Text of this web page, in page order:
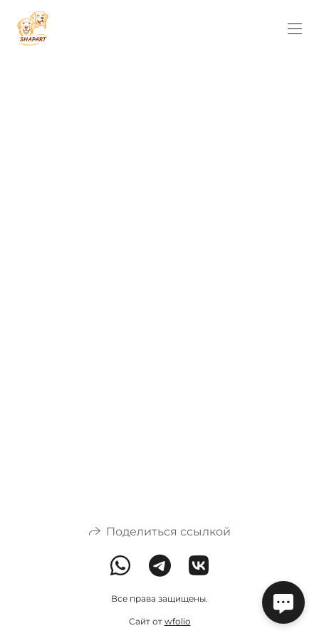
Поделиться ссылкой
Все права защищены.
Сайт от wfolio